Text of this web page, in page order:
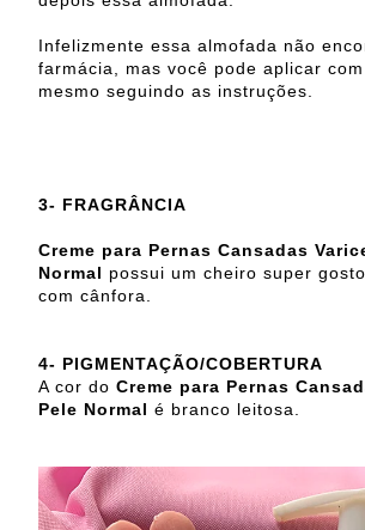
Infelizmente essa almofada não
farmácia, mas você pode aplicar
mesmo seguindo as instruções.
3- FRAGRÂNCIA
Creme para Pernas Cansadas
Normal possui um cheiro super
com cânfora.
4- PIGMENTAÇÃO/COBERTURA
A cor do Creme para Pernas
Pele Normal é branco leitosa.